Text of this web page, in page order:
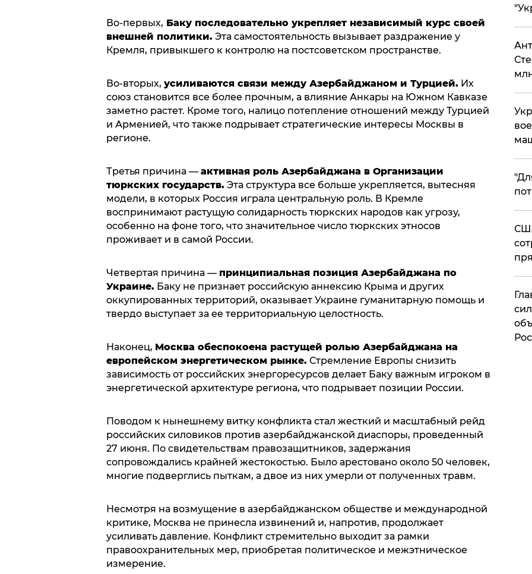
Во-первых, Баку последовательно укрепляет независимый курс своей
внешней политики. Эта самостоятельность вызывает раздражение у
Кремля, привыкшего к контролю на постсоветском пространстве.
Во-вторых, усиливаются связи между Азербайджаном и Турцией. Их
союз становится все более прочным, а влияние Анкары на Южном Кавказе
заметно растет. Кроме того, налицо потепление отношений между Турцией
и Арменией, что также подрывает стратегические интересы Москвы в
регионе.
Третья причина — активная роль Азербайджана в Организации
тюркских государств. Эта структура все больше укрепляется, вытесняя
модели, в которых Россия играла центральную роль. В Кремле
воспринимают растущую солидарность тюркских народов как угрозу,
особенно на фоне того, что значительное число тюркских этносов
проживает и в самой России.
Четвертая причина — принципиальная позиция Азербайджана по
Украине. Баку не признает российскую аннексию Крыма и других
оккупированных территорий, оказывает Украине гуманитарную помощь и
твердо выступает за ее территориальную целостность.
Наконец, Москва обеспокоена растущей ролью Азербайджана на
европейском энергетическом рынке. Стремление Европы снизить
зависимость от российских энергоресурсов делает Баку важным игроком в
энергетической архитектуре региона, что подрывает позиции России.
Поводом к нынешнему витку конфликта стал жесткий и масштабный рейд
российских силовиков против азербайджанской диаспоры, проведенный
27 июня. По свидетельствам правозащитников, задержания
сопровождались крайней жестокостью. Было арестовано около 50 человек,
многие подверглись пыткам, а двое из них умерли от полученных травм.
Несмотря на возмущение в азербайджанском обществе и международной
критике, Москва не принесла извинений и, напротив, продолжает
усиливать давление. Конфликт стремительно выходит за рамки
правоохранительных мер, приобретая политическое и межэтническое
измерение.